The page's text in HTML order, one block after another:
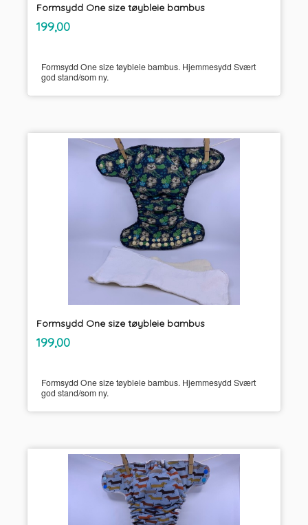
Formsydd One size tøybleie bambus
Pris
199,00mva.
Formsydd One size tøybleie bambus. Hjemmesydd Svært
god stand/som ny.
Formsydd One size tøybleie bambus
Pris
199,00mva.
Formsydd One size tøybleie bambus. Hjemmesydd Svært
god stand/som ny.